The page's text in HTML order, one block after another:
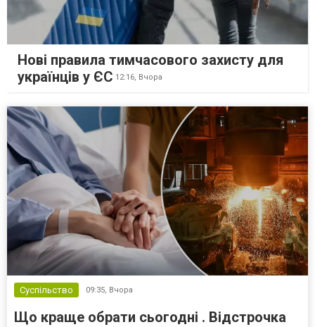
Нові правила тимчасового захисту для
українців у ЄС 12:16, Вчора
Суспільство 09:35, Вчора
Що краще обрати сьогодні . Відстрочка